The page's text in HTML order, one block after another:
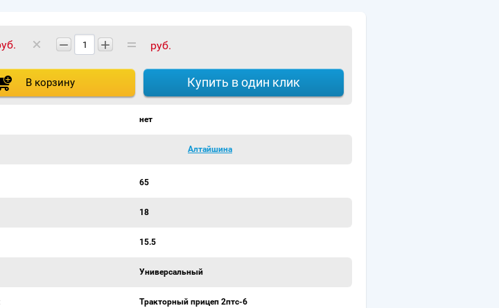
− + руб.
В корзину Купить в один клик
нет
Алтайшина
65
18
15.5
Универсальный
Тракторный прицеп 2птс-6